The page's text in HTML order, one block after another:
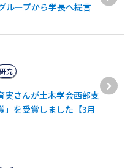
ループから学長へ提言
実さんが土木学会西部支
」を受賞しました【3月
研究